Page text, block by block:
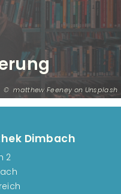
matthew Feeney on Unsplash
Dimbach
2